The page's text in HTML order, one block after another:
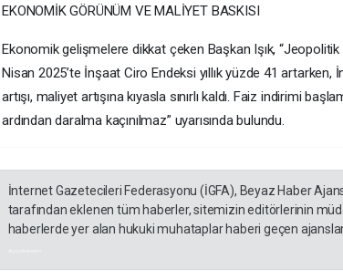
EKONOMİK GÖRÜNÜM VE MALİYET BASKISI
Ekonomik gelişmelere dikkat çeken Başkan Işık,
Nisan 2025’te İnşaat Ciro Endeksi yıllık yüzde 41
artışı, maliyet artışına kıyasla sınırlı kaldı. Faiz indirimi
ardından daralma kaçınılmaz” uyarısında bulundu.
İnternet Gazetecileri Federasyonu (İGFA), Beyaz Haber
tarafından eklenen tüm haberler, sitemizin editörlerinin
haberlerde yer alan hukuki muhataplar haberi geçen